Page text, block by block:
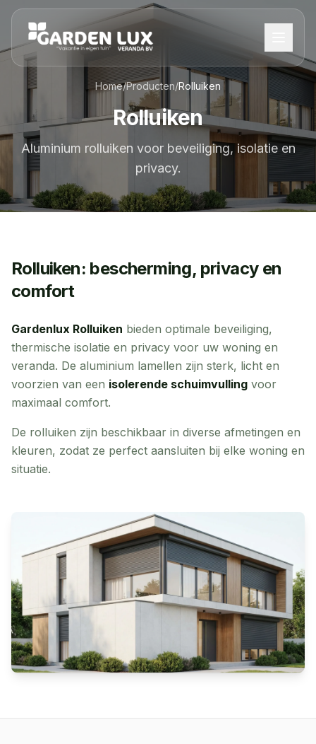
Home/Producten/Rolluiken
Rolluiken
Aluminium rolluiken voor beveiliging, isolatie en
privacy.
Rolluiken: bescherming, privacy en
comfort
Gardenlux Rolluiken bieden optimale beveiliging,
thermische isolatie en privacy voor uw woning en
veranda. De aluminium lamellen zijn sterk, licht en
voorzien van een isolerende schuimvulling voor
maximaal comfort.
De rolluiken zijn beschikbaar in diverse afmetingen en
kleuren, zodat ze perfect aansluiten bij elke woning en
situatie.